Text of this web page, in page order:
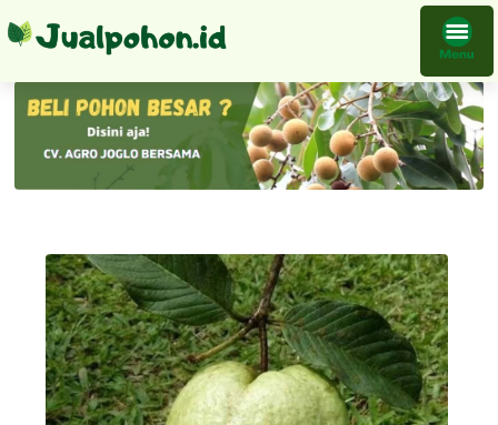
Tanaman Buah Jambu Kristal Cangkok Bibit Keadaan Mudah Cepat Berbunga Berbuah Harga